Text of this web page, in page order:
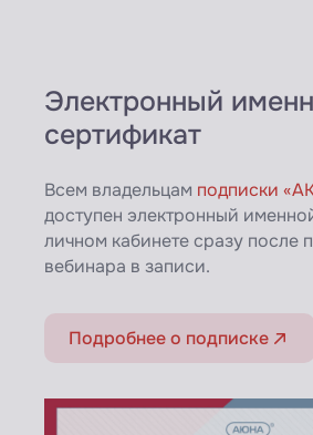
Электронный
сертификат
Всем владельцам подписки
доступен электронный
личном кабинете сразу после
вебинара в записи.
Подробнее о подписке